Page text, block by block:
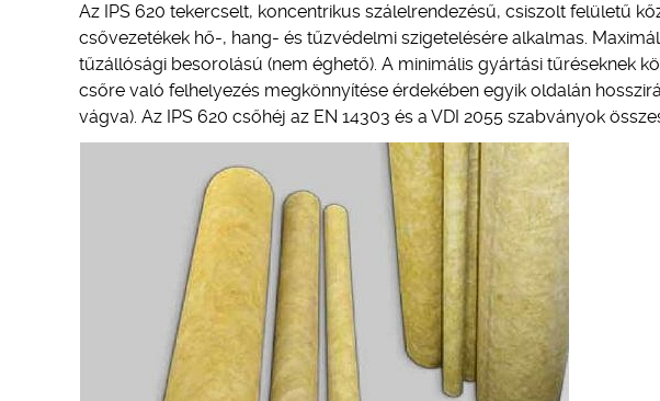
Az IPS 620 tekercselt, koncentrikus szálelrendezésű, csiszolt felületű
csővezetékek hő-, hang- és tűzvédelmi szigetelésére alkalmas.
tűzállósági besorolású (nem éghető). A minimális gyártási tűréseknek
csőre való felhelyezés megkönnyítése érdekében egyik oldalán
vágva). Az IPS 620 csőhéj az EN 14303 és a VDI 2055 szabványok